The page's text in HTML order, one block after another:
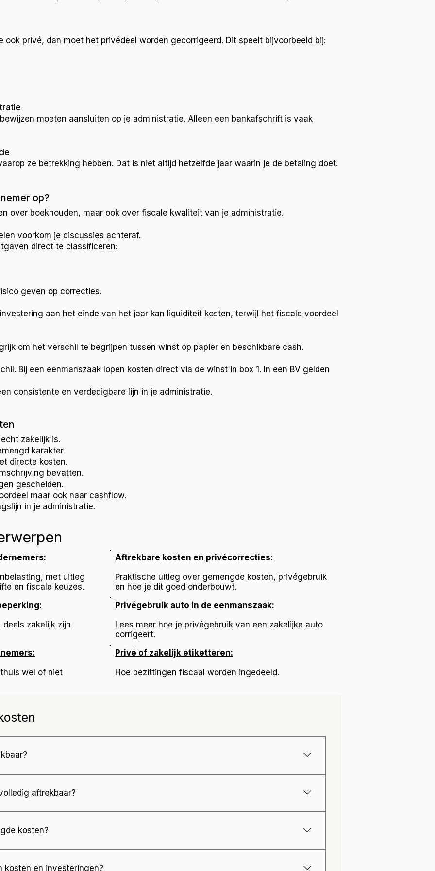
ook privé, dan moet het privédeel worden gecorrigeerd. Dit speelt bijvoorbeeld bij:
moeten aansluiten op je administratie. Alleen een bankafschrift is vaak
ze betrekking hebben. Dat is niet altijd hetzelfde jaar waarin je de betaling doet.
op?
over boekhouden, maar ook over fiscale kwaliteit van je administratie.
voorkom je discussies achteraf.
direct te classificeren:
geven op correcties.
aan het einde van het jaar kan liquiditeit kosten, terwijl het fiscale voordeel
om het verschil te begrijpen tussen winst op papier en beschikbare cash.
Bij een eenmanszaak lopen kosten direct via de winst in box 1. In een BV gelden
consistente en verdedigbare lijn in je administratie.
zakelijk is.
karakter.
directe kosten.
bevatten.
gescheiden.
maar ook naar cashflow.
in je administratie.
met uitleg
en fiscale keuzes.
Aftrekbare kosten en privécorrecties:
Praktische uitleg over gemengde kosten, privégebruik
en hoe je dit goed onderbouwt.
zakelijk zijn.
Privégebruik auto in de eenmanszaak:
Lees meer hoe je privégebruik van een zakelijke auto
corrigeert.
wel of niet
Privé of zakelijk etiketteren:
Hoe bezittingen fiscaal worden ingedeeld.
aftrekbaar?
kosten?
kosten en investeringen?